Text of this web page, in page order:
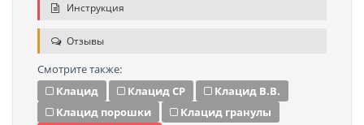
Инструкция
Отзывы
Смотрите также:
Клацид
Клацид СР
Клацид В.В.
Клацид порошки
Клацид гранулы